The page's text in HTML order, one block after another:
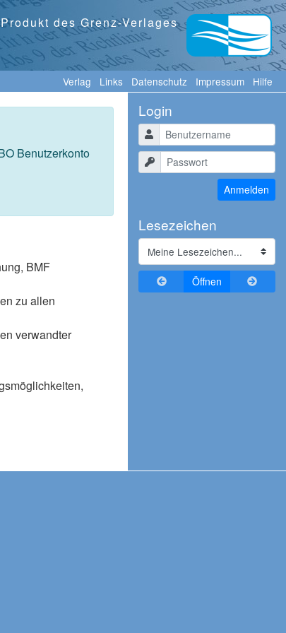
des Grenz-Verlages
Verlag Links Datenschutz Impressum Hilfe
Benutzerkonto
BMF
zu allen
verwandter
Login
Benutzername
Passwort
Anmelden
Lesezeichen
Zurückblättern
Öffnen